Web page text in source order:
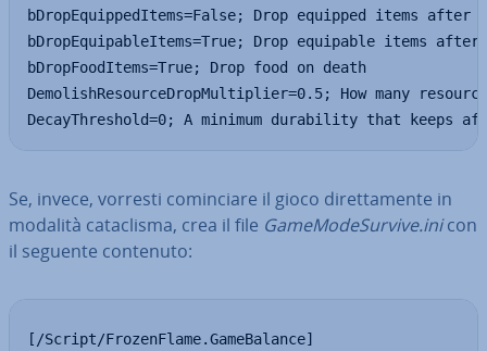
bDropEquippedItems=False; Drop equipped items after
bDropEquipableItems=True; Drop equipable items after
bDropFoodItems=True; Drop food on death
DemolishResourceDropMultiplier=0.5; How many
DecayThreshold=0; A minimum durability that keeps
Se, invece, vorresti co­min­cia­re il gioco di­ret­ta­men­te in
modalità ca­ta­cli­sma, crea il file Ga­me­Mo­de­Sur­vi­ve.inicon
il seguente contenuto:
[/Script/FrozenFlame.GameBalance]